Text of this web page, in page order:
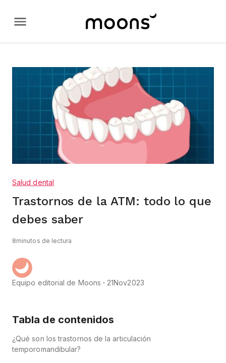
Salud dental
Trastornos de la ATM: todo lo que
debes saber
8minutos de lectura
Equipo editorial de Moons 21Nov2023
Tabla de contenidos
¿Qué son los trastornos de la articulación
temporomandibular?